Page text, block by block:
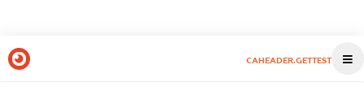
CAHEADER.GETTEST